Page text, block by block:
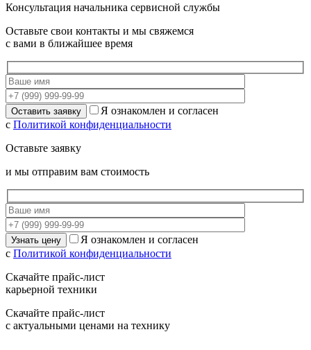
Консультация начальника сервисной службы
Оставьте свои контакты и мы свяжемся
с вами в ближайшее время
Я ознакомлен и согласен
с Политикой конфиденциальности
Оставьте заявку
и мы отправим вам стоимость
Я ознакомлен и согласен
с Политикой конфиденциальности
Скачайте прайс-лист
карьерной техники
Скачайте прайс-лист
с актуальными ценами на технику